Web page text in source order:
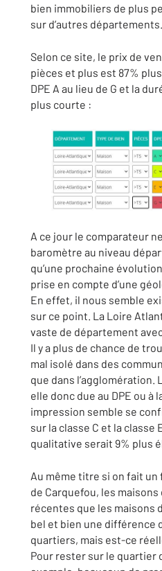
bien immobiliers de plus
sur d’autres départements.
Selon ce site, le prix de
pièces et plus est 87%
DPE A au lieu de G et la
plus courte :
A ce jour le comparateur
baromètre au niveau
qu’une prochaine
prise en compte d’une
En effet, il nous semble
sur ce point. La Loire
vaste de département
Il y a plus de chance de
mal isolé dans des
que dans
elle donc due au DPE ou à
impression semble se
sur la classe C et la classe
qualitative serait 9% plus
Au même titre si on fait un
de Carquefou, les
récentes que les maisons
bel et bien une différence
quartiers, mais est-ce
Pour rester sur le quartier